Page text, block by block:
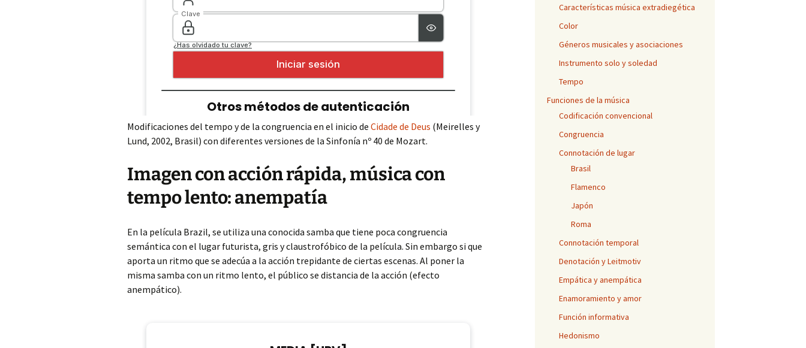
Modificaciones del tempo y de la congruencia en el inicio de Cidade de Deus (Meirelles y
Lund, 2002, Brasil) con diferentes versiones de la Sinfonía nº 40 de Mozart.
Imagen con acción rápida, música con
tempo lento: anempatía
En la película Brazil, se utiliza una conocida samba que tiene poca congruencia
semántica con el lugar futurista, gris y claustrofóbico de la película. Sin embargo si que
aporta un ritmo que se adecúa a la acción trepidante de ciertas escenas. Al poner la
misma samba con un ritmo lento, el público se distancia de la acción (efecto
anempático).
Características música extradiegética
Color
Géneros musicales y asociaciones
Instrumento solo y soledad
Tempo
Funciones de la música
Codificación convencional
Congruencia
Connotación de lugar
Brasil
Flamenco
Japón
Roma
Connotación temporal
Denotación y Leitmotiv
Empática y anempática
Enamoramiento y amor
Función informativa
Hedonismo